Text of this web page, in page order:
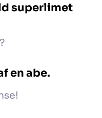
superlimet
en abe.